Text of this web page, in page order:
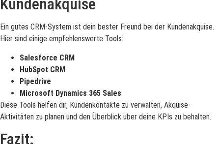
Kundenakquise
Ein gutes CRM-System ist dein bester Freund bei der Kundenakquise.
Hier sind einige empfehlenswerte Tools:
Salesforce CRM
HubSpot CRM
Pipedrive
Microsoft Dynamics 365 Sales
Diese Tools helfen dir, Kundenkontakte zu verwalten, Akquise-
Aktivitäten zu planen und den Überblick über deine KPIs zu behalten.
Fazit: